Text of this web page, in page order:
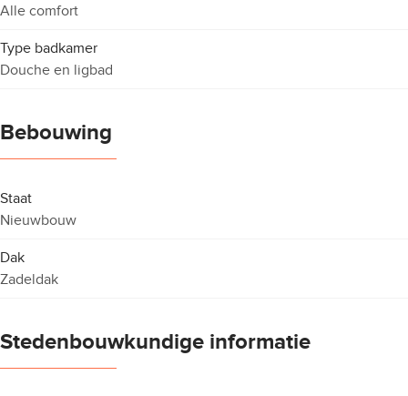
Alle comfort
Type badkamer
Douche en ligbad
Bebouwing
Staat
Nieuwbouw
Dak
Zadeldak
Stedenbouwkundige informatie